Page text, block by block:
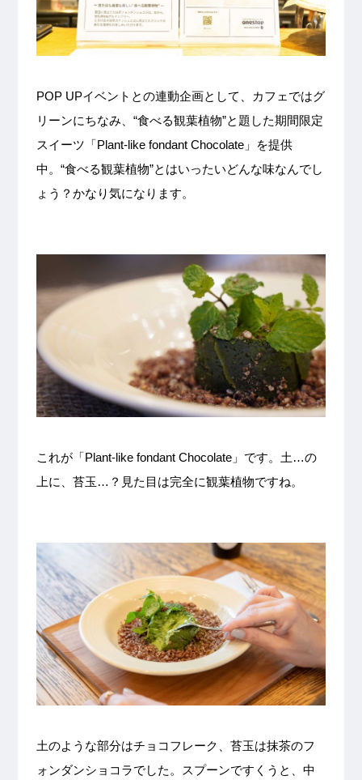
POP UPイベントとの連動企画として、カフェではグ
リーンにちなみ、“食べる観葉植物”と題した期間限定
スイーツ「Plant-like fondant Chocolate」を提供
中。“食べる観葉植物”とはいったいどんな味なんでし
ょう？かなり気になります。
これが「Plant-like fondant Chocolate」です。土…の
上に、苔玉…？見た目は完全に観葉植物ですね。
土のような部分はチョコフレーク、苔玉は抹茶のフ
ォンダンショコラでした。スプーンですくうと、中